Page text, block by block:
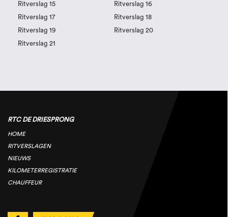
Ritverslag 15
Ritverslag 16
Ritverslag 17
Ritverslag 18
Ritverslag 19
Ritverslag 20
Ritverslag 21
RTC DE DRIESPRONG
HOME
RITVERSLAGEN
NIEUWS
KILOMETERREGISTRATIE
CHAUFFEUR